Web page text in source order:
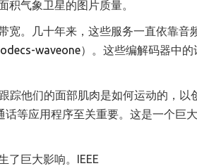
气象卫星的图片质量。
宽。几十年来，这些服务一直依靠音
waveone）。这些编解码器中的
踪他们的面部肌肉是如何运动的，以
等应用程序至关重要。这是一个巨
了巨大影响。IEEE